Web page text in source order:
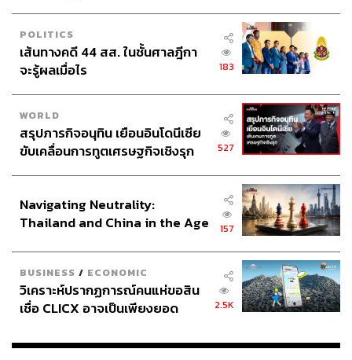
POLITICS
เส้นทางคดี 44 สส. ในชั้นศาลฎีกา
จะรู้ผลเมื่อไร
183
WORLD
สรุปภารกิจอนุทิน เยือนอินโดนีเซีย
ขับเคลื่อนการทูตเศรษฐกิจเชิงรุก
527
Navigating Neutrality:
Thailand and China in the Age
157
BUSINESS / ECONOMIC
วิเคราะห์ปรากฏการณ์คนแห่ขอสิน
เชื่อ CLICX อาจเป็นเพียงยอด
เรือนไทยที่ถูกซุกไว้
2.5K